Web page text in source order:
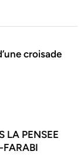
croisade
LA PENSEE
FARABI